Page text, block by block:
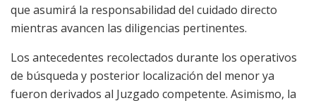
que asumirá la responsabilidad del cuidado directo
mientras avancen las diligencias pertinentes.
Los antecedentes recolectados durante los operativos
de búsqueda y posterior localización del menor ya
fueron derivados al Juzgado competente. Asimismo, la